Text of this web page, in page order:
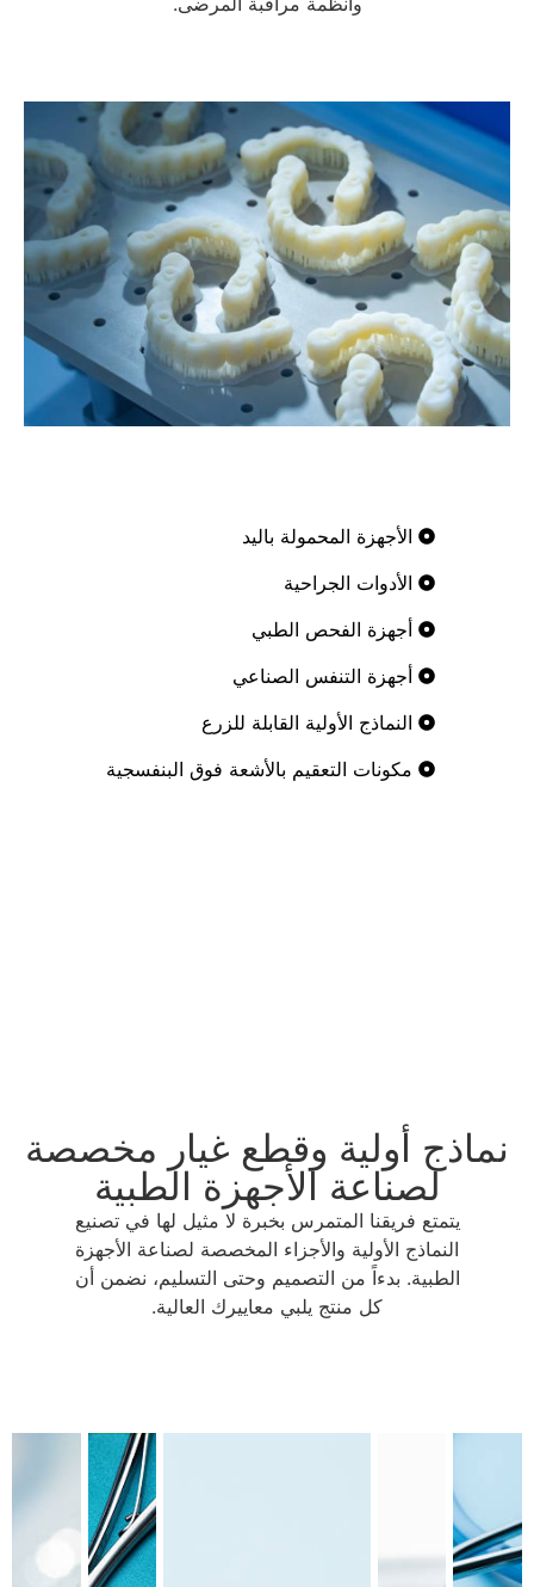
الأجهزة المحمولة باليد
الأدوات الجراحية
أجهزة الفحص الطبي
أجهزة التنفس الصناعي
النماذج الأولية القابلة للزرع
مكونات التعقيم بالأشعة فوق البنفسجية
نماذج أولية وقطع غيار مخصصة
لصناعة الأجهزة الطبية
يتمتع فريقنا المتمرس بخبرة لا مثيل لها في تصنيع
النماذج الأولية والأجزاء المخصصة لصناعة الأجهزة
الطبية. بدءاً من التصميم وحتى التسليم، نضمن أن
كل منتج يلبي معاييرك العالية.